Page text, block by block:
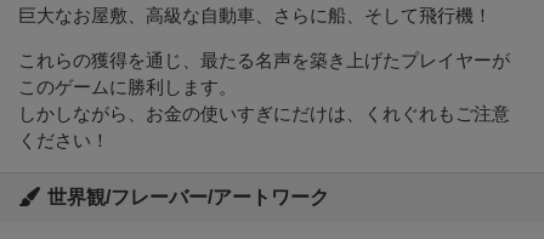
巨大なお屋敷、高級な自動車、さらに船、そして飛行機！
これらの獲得を通じ、最たる名声を築き上げたプレイヤーが
このゲームに勝利します。
しかしながら、お金の使いすぎにだけは、くれぐれもご注意
ください！
世界観/フレーバー/アートワーク